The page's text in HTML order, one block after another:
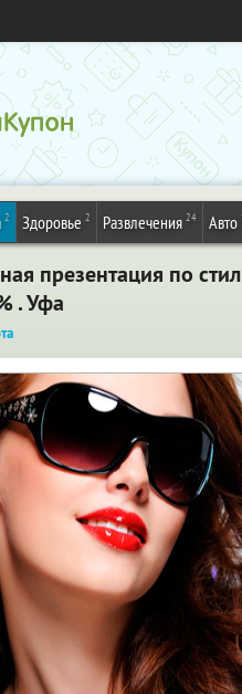
2 Здоровье 2 Развлечения 24 Авто
презентация по
. Уфа